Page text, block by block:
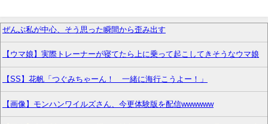
ぜんぶ私が中心、そう思った瞬間から歪み出す
【ウマ娘】実際トレーナーが寝てたら上に乗って起こしてきそうなウマ娘
【SS】花帆「つぐみちゃーん！ 一緒に海行こうよー！」
【画像】モンハンワイルズさん、今更体験版を配信wwwwww